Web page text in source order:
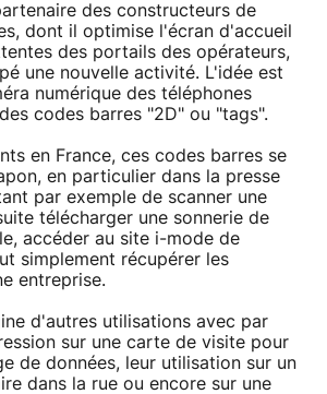
des constructeurs de
dont il optimise l'écran d'accueil
des portails des opérateurs,
une nouvelle activité. L'idée est
numérique des téléphones
codes barres "2D" ou "tags".
en France, ces codes barres se
en particulier dans la presse
par exemple de scanner une
télécharger une sonnerie de
accéder au site i-mode de
simplement récupérer les
entreprise.
d'autres utilisations avec par
sur une carte de visite pour
de données, leur utilisation sur un
dans la rue ou encore sur une